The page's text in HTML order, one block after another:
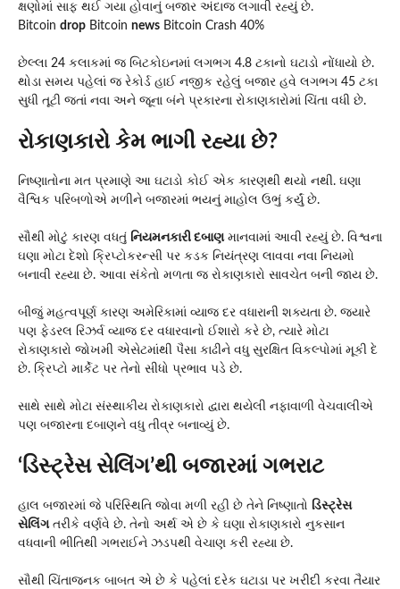
ક્ષણોમાં સાફ થઈ ગયા હોવાનું બજાર અંદાજ લગાવી રહ્યું છે.
Bitcoin drop Bitcoin news Bitcoin Crash 40%
છેલ્લા 24 કલાકમાં જ બિટકોઇનમાં લગભગ 4.8 ટકાનો ઘટાડો નોંધાયો છે.
થોડા સમય પહેલાં જ રેકોર્ડ હાઈ નજીક રહેલું બજાર હવે લગભગ 45 ટકા
સુધી તૂટી જતાં નવા અને જૂના બંને પ્રકારના રોકાણકારોમાં ચિંતા વધી છે.
રોકાણકારો કેમ ભાગી રહ્યા છે?
નિષ્ણાતોના મત પ્રમાણે આ ઘટાડો કોઈ એક કારણથી થયો નથી. ઘણા
વૈશ્વિક પરિબળોએ મળીને બજારમાં ભયનું માહોલ ઉભું કર્યું છે.
સૌથી મોટું કારણ વધતું નિયમનકારી દબાણમાનવામાં આવી રહ્યું છે. વિશ્વના
ઘણા મોટા દેશો ક્રિપ્ટોકરન્સી પર કડક નિયંત્રણ લાવવા નવા નિયમો
બનાવી રહ્યા છે. આવા સંકેતો મળતા જ રોકાણકારો સાવચેત બની જાય છે.
બીજું મહત્વપૂર્ણ કારણ અમેરિકામાં વ્યાજ દર વધારાની શક્યતા છે. જ્યારે
પણ ફેડરલ રિઝર્વ વ્યાજ દર વધારવાનો ઈશારો કરે છે, ત્યારે મોટા
રોકાણકારો જોખમી એસેટમાંથી પૈસા કાઢીને વધુ સુરક્ષિત વિકલ્પોમાં મૂકી દે
છે. ક્રિપ્ટો માર્કેટ પર તેનો સીધો પ્રભાવ પડે છે.
સાથે સાથે મોટા સંસ્થાકીય રોકાણકારો દ્વારા થયેલી નફાવાળી વેચવાલીએ
પણ બજારના દબાણને વધુ તીવ્ર બનાવ્યું છે.
‘ડિસ્ટ્રેસ સેલિંગ’થી બજારમાં ગભરાટ
હાલ બજારમાં જે પરિસ્થિતિ જોવા મળી રહી છે તેને નિષ્ણાતો ડિસ્ટ્રેસ
સેલિંગતરીકે વર્ણવે છે. તેનો અર્થ એ છે કે ઘણા રોકાણકારો નુકસાન
વધવાની ભીતિથી ગભરાઈને ઝડપથી વેચાણ કરી રહ્યા છે.
સૌથી ચિંતાજનક બાબત એ છે કે પહેલાં દરેક ઘટાડા પર ખરીદી કરવા તૈયાર